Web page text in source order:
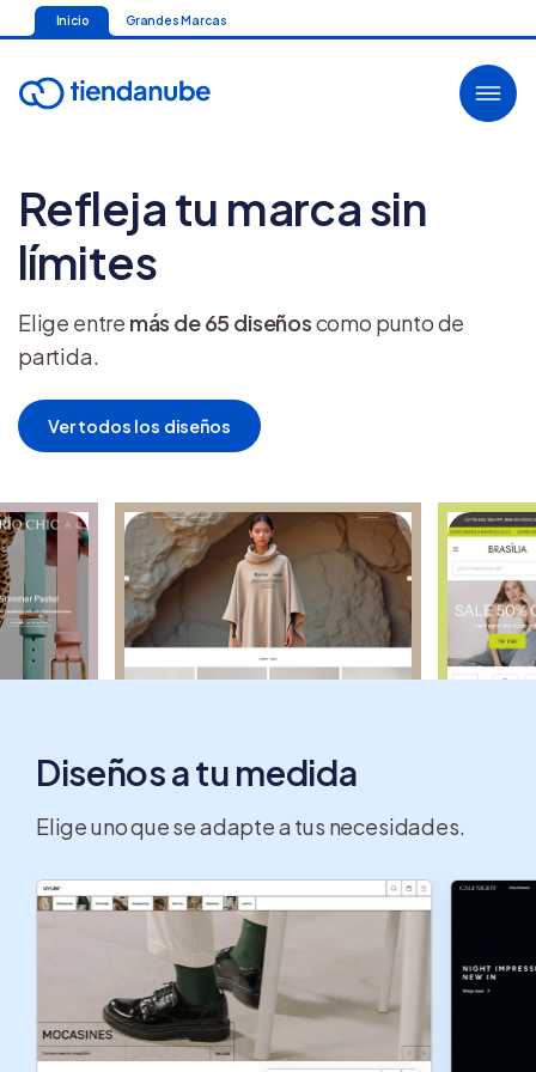
Inicio Grandes Marcas
Refleja tu marca sin
límites
Elige entre más de65 diseñoscomo punto de
partida.
Ver todos los diseños
Diseños a tu medida
Elige uno que se adapte a tus necesidades.